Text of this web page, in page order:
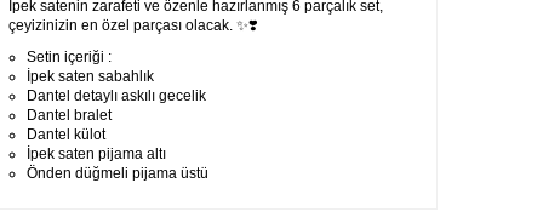
İpek satenin zarafeti ve özenle hazırlanmış 6 parçalık set,
çeyizinizin en özel parçası olacak. ✨❣️
Setin içeriği :
İpek saten sabahlık
Dantel detaylı askılı gecelik
Dantel bralet
Dantel külot
İpek saten pijama altı
Önden düğmeli pijama üstü